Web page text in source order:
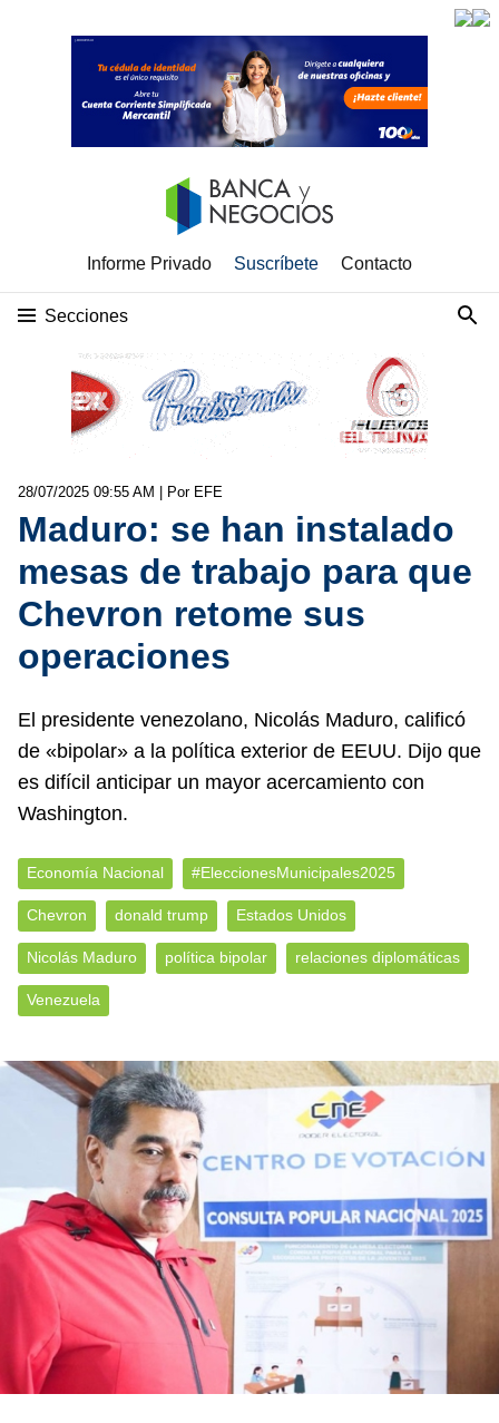
Informe Privado Suscríbete Contacto
Secciones
28/07/2025 09:55 AM | Por EFE
Maduro: se han instalado
mesas de trabajo para que
Chevron retome sus
operaciones
El presidente venezolano, Nicolás Maduro, calificó
de «bipolar» a la política exterior de EEUU. Dijo que
es difícil anticipar un mayor acercamiento con
Washington.
Economía Nacional #EleccionesMunicipales2025
Chevron donald trump Estados Unidos
Nicolás Maduro política bipolar relaciones diplomáticas
Venezuela